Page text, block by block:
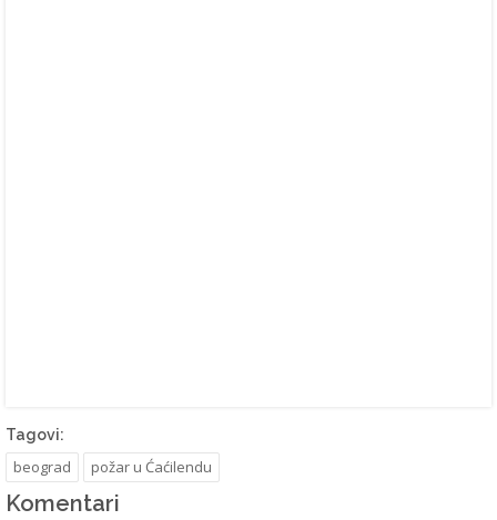
Tagovi:
beograd požar u Ćaćilendu
Komentari